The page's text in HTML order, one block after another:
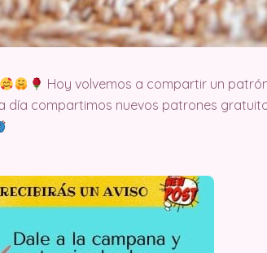
Hoy volvemos a compartir un
día compartimos nuevos patrones